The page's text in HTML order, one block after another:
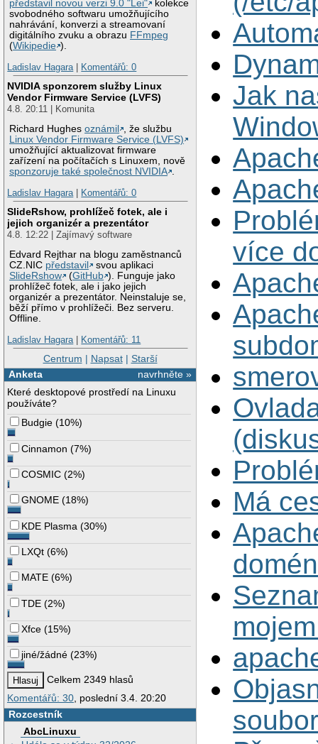
představil novou verzi 9.0 "Lei"
kolekce
svobodného softwaru umožňujícího
nahrávání, konverzi a streamovaní
digitálního zvuku a obrazu FFmpeg
(Wikipedie ).
Ladislav Hagara| Komentářů: 0
NVIDIA sponzorem služby Linux
Vendor Firmware Service (LVFS)
4.8. 20:11 | Komunita
Richard Hughesoznámil
, že službu
Linux Vendor Firmware Service (LVFS)
umožňující aktualizovat firmware
zařízení na počítačích s Linuxem, nově
sponzoruje také společnost NVIDIA .
Ladislav Hagara| Komentářů: 0
SlideRshow, prohlížeč fotek, ale i
jejich organizér a prezentátor
4.8. 12:22 | Zajímavý software
Edvard Rejthar na blogu zaměstnanců
CZ.NIC představil
svou aplikaci
SlideRshow
(GitHub ). Funguje jako
prohlížeč fotek, ale i jako jejich
organizér a prezentátor. Neinstaluje se,
běží přímo v prohlížeči. Bez serveru.
Offline.
Ladislav Hagara| Komentářů: 11
Centrum | Napsat| Starší
navrhněte »
Anketa
Které desktopové prostředí na Linuxu
používáte?
Budgie (10%)
Cinnamon (7%)
COSMIC (2%)
GNOME (18%)
KDE Plasma (30%)
LXQt (6%)
MATE (6%)
TDE (2%)
Xfce (15%)
jiné/žádné (23%)
Celkem 2349 hlasů
Komentářů: 30 , poslední 3.4. 20:20
Rozcestník
AbcLinuxu
Jak
více
Má